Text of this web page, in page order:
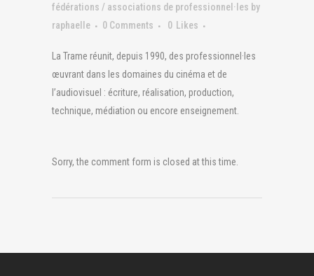
fédérations / associations de professionnel·les by
raphaelle
0 Comments 0 Likes
La Trame réunit, depuis 1990, des professionnel·les
œuvrant dans les domaines du cinéma et de
l’audiovisuel : écriture, réalisation, production,
technique, médiation ou encore enseignement.
Sorry, the comment form is closed at this time.